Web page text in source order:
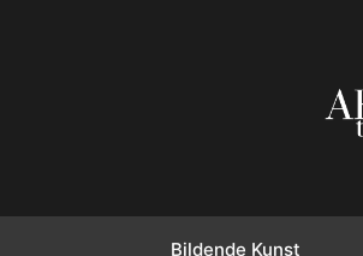
Bildende Kunst